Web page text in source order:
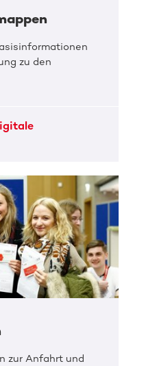
zu den
zur Anfahrt und